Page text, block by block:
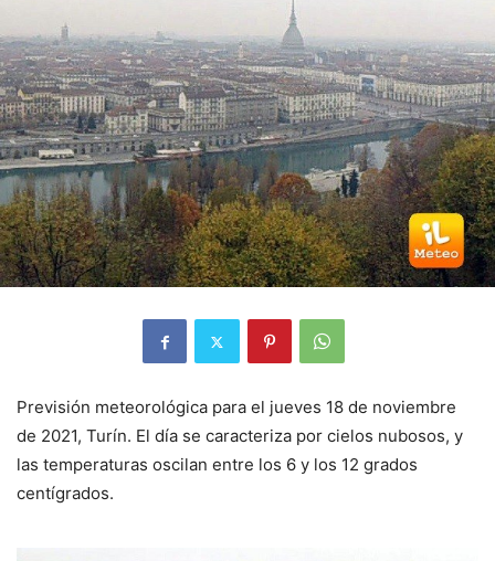
Previsión meteorológica para el jueves 18 de noviembre
de 2021, Turín. El día se caracteriza por cielos nubosos, y
las temperaturas oscilan entre los 6 y los 12 grados
centígrados.